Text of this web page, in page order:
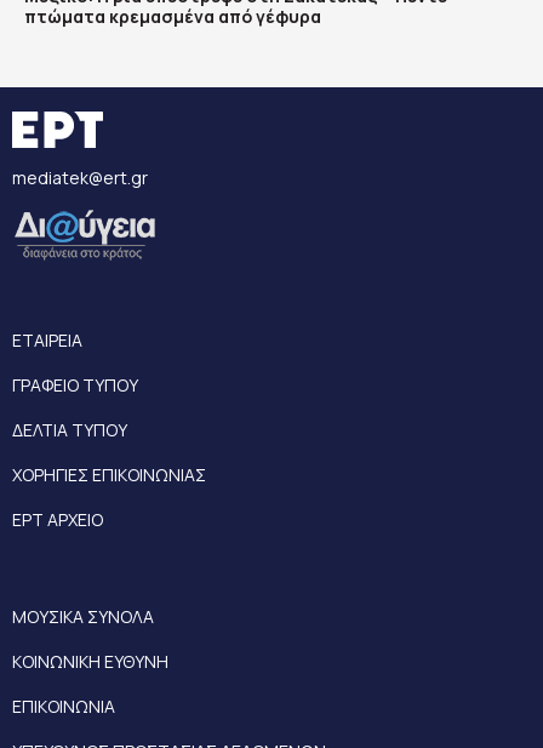
πτώματα κρεμασμένα από γέφυρα
mediatek@ert.gr
ΕΤΑΙΡΕΙΑ
ΓΡΑΦΕΙΟ ΤΥΠΟΥ
ΔΕΛΤΙΑ ΤΥΠΟΥ
ΧΟΡΗΓΙΕΣ ΕΠΙΚΟΙΝΩΝΙΑΣ
ΕΡΤ ΑΡΧΕΙΟ
ΜΟΥΣΙΚΑ ΣΥΝΟΛΑ
ΚΟΙΝΩΝΙΚΗ ΕΥΘΥΝΗ
ΕΠΙΚΟΙΝΩΝΙΑ